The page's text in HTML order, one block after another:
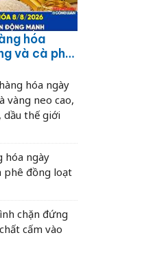
hóa
và cà phê
hóa ngày
vàng neo cao,
dầu thế giới
hóa ngày
phê đồng loạt
chặn đứng
cấm vào